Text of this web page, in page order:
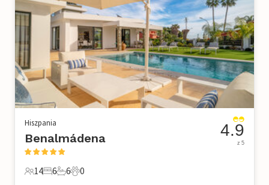
Hiszpania
Benalmádena
14 Goście
14
6 Sypialnie
6
6 Łazienki
6
0 Zwierzęta domowe
0
4.9
z 5